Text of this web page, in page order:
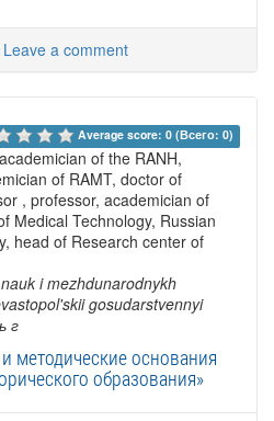
Leave a comment
Average score: 0 (Всего: 0)
of the RANH,
of RAMT, doctor of
, professor, academician of
Medical Technology, Russian
head of Research center of
i mezhdunarodnykh
gosudarstvennyi
г
методические основания
образования»